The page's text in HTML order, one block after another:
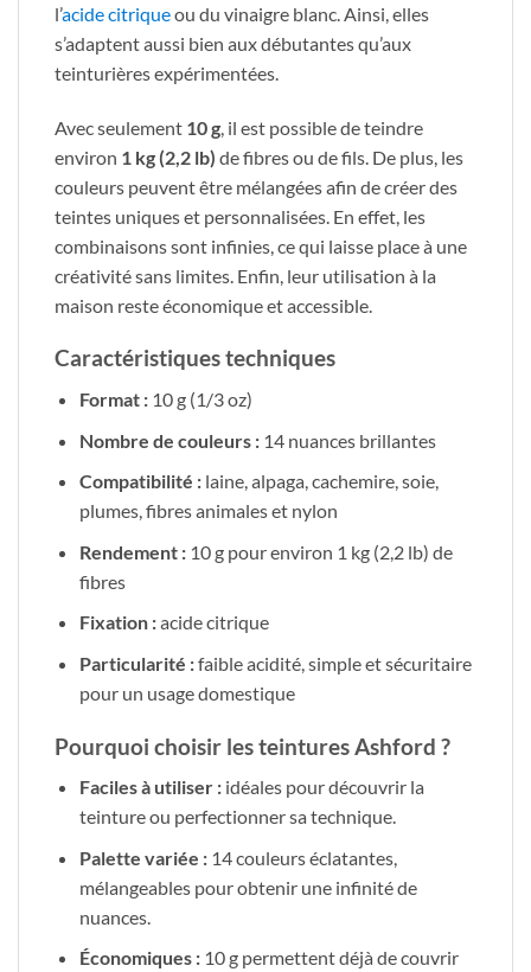
l’acide citriqueou du vinaigre blanc. Ainsi, elles
s’adaptent aussi bien aux débutantes qu’aux
teinturières expérimentées.
Avec seulement 10 g , il est possible de teindre
environ 1 kg (2,2 lb) de fibres ou de fils. De plus, les
couleurs peuvent être mélangées afin de créer des
teintes uniques et personnalisées. En effet, les
combinaisons sont infinies, ce qui laisse place à une
créativité sans limites. Enfin, leur utilisation à la
maison reste économique et accessible.
Caractéristiques techniques
Format :10 g (1/3 oz)
Nombre de couleurs :14 nuances brillantes
Compatibilité :laine, alpaga, cachemire, soie,
plumes, fibres animales et nylon
Rendement :10 g pour environ 1 kg (2,2 lb) de
fibres
Fixation :acide citrique
Particularité :faible acidité, simple et sécuritaire
pour un usage domestique
Pourquoi choisir les teintures Ashford ?
Faciles à utiliser :idéales pour découvrir la
teinture ou perfectionner sa technique.
Palette variée :14 couleurs éclatantes,
mélangeables pour obtenir une infinité de
nuances.
Économiques :10 g permettent déjà de couvrir